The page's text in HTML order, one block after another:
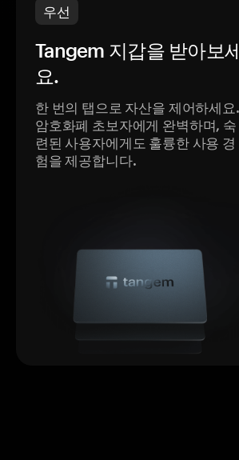
우선
Tangem 지갑을 받아보
요.
한 번의 탭으로 자산을 제어하세요.
암호화폐 초보자에게 완벽하며, 숙
련된 사용자에게도 훌륭한 사용 경
험을 제공합니다.